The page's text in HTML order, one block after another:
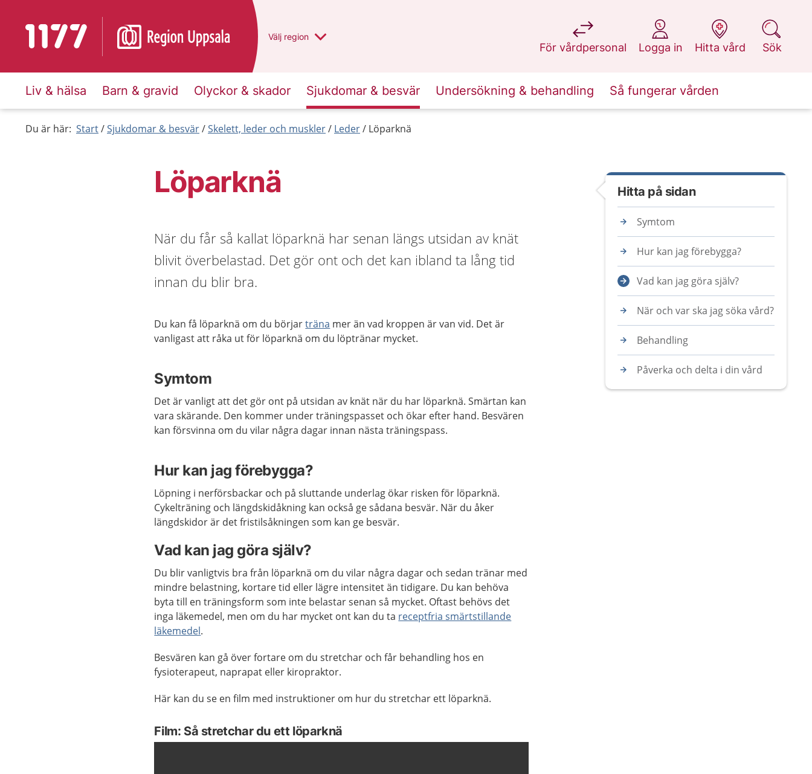
Till startsidan för 1177 Du har valt region
Välj en annan
region
För vårdpersonal
på 1177.se
Logga in
på 1177.se
Hitta vård
på 1177.se
Sök
på 1177.se
Liv & hälsa Barn & gravid Olyckor & skador Sjukdomar & besvär Undersökning & behandling Så fungerar vården
Du är här: Start Sjukdomar & besvär Skelett, leder och muskler Leder Löparknä
Löparknä
När du får så kallat löparknä har senan längs utsidan av knät
blivit överbelastad. Det gör ont och det kan ibland ta lång tid
innan du blir bra.
Du kan få löparknä om du börjarträna mer än vad kroppen är van vid. Det är
vanligast att råka ut för löparknä om du löptränar mycket.
Symtom
Det är vanligt att det gör ont på utsidan av knät när du har löparknä. Smärtan kan
vara skärande. Den kommer under träningspasset och ökar efter hand. Besvären
kan försvinna om du vilar några dagar innan nästa träningspass.
Hur kan jag förebygga?
Löpning i nerförsbackar och på sluttande underlag ökar risken för löparknä.
Cykelträning och längdskidåkning kan också ge sådana besvär. När du åker
längdskidor är det fristilsåkningen som kan ge besvär.
Vad kan jag göra själv?
Du blir vanligtvis bra från löparknä om du vilar några dagar och sedan tränar med
mindre belastning, kortare tid eller lägre intensitet än tidigare. Du kan behöva
byta till en träningsform som inte belastar senan så mycket. Oftast behövs det
inga läkemedel, men om du har mycket ont kan du ta receptfria smärtstillande
läkemedel.
Besvären kan gå över fortare om du stretchar och får behandling hos en
fysioterapeut, naprapat eller kiropraktor.
Här kan du se en film med instruktioner om hur du stretchar ett löparknä.
Film: Så stretchar du ett löparknä
Hitta på sidan
Symtom
Hur kan jag förebygga?
Vad kan jag göra själv?
När och var ska jag söka vård?
Behandling
Påverka och delta i din vård